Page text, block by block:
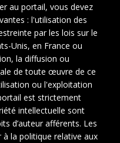
au portail, vous devez
: l'utilisation des
par les lois sur le
Unis, en France ou
la diffusion ou
de toute œuvre de ce
ou l'exploitation
est strictement
intellectuelle sont
d’auteur afférents. Les
la politique relative aux